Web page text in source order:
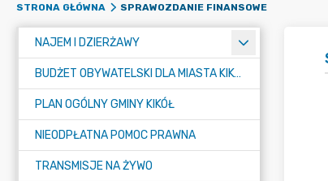
STRONA GŁÓWNA SPRAWOZDANIE FINANSOWE
NAJEM I DZIERŻAWY
BUDŻET OBYWATELSKI DLA MIASTA KIKÓŁ
PLAN OGÓLNY GMINY KIKÓŁ
NIEODPŁATNA POMOC PRAWNA
TRANSMISJE NA ŻYWO